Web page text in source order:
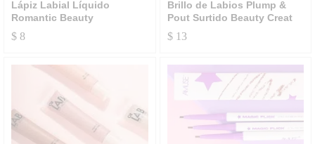
Lápiz Labial Líquido
Romantic Beauty
$ 8
Brillo de Labios Plump &
Pout Surtido Beauty Creat
$13